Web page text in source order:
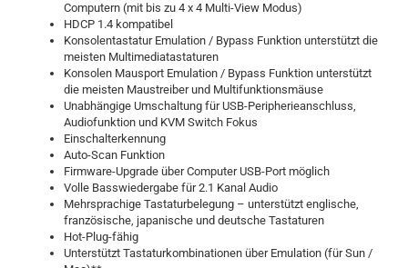
Computern (mit bis zu 4 x 4 Multi-View Modus)
HDCP 1.4 kompatibel
Konsolentastatur Emulation / Bypass Funktion unterstützt die
meisten Multimediatastaturen
Konsolen Mausport Emulation / Bypass Funktion unterstützt
die meisten Maustreiber und Multifunktionsmäuse
Unabhängige Umschaltung für USB-Peripherieanschluss,
Audiofunktion und KVM Switch Fokus
Einschalterkennung
Auto-Scan Funktion
Firmware-Upgrade über Computer USB-Port möglich
Volle Basswiedergabe für 2.1 Kanal Audio
Mehrsprachige Tastaturbelegung – unterstützt englische,
französische, japanische und deutsche Tastaturen
Hot-Plug-fähig
Unterstützt Tastaturkombinationen über Emulation (für Sun /